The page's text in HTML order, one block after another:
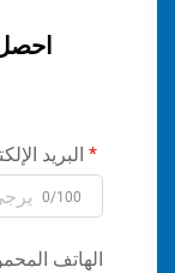
البريد
0/100
الهاتف